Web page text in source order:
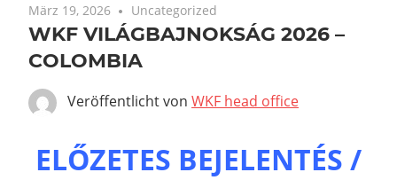
März 19, 2026 Uncategorized
WKF VILÁGBAJNOKSÁG 2026 –
COLOMBIA
Veröffentlicht von WKF head office
ELŐZETES BEJELENTÉS /